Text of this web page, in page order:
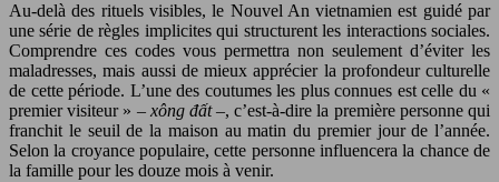
Au-delà des rituels visibles, le Nouvel An vietnamien est guidé par
une série de règles implicites qui structurent les interactions sociales.
Comprendre ces codes vous permettra non seulement d’éviter les
maladresses, mais aussi de mieux apprécier la profondeur culturelle
de cette période. L’une des coutumes les plus connues est celle du «
premier visiteur » – xông đất–, c’est-à-dire la première personne qui
franchit le seuil de la maison au matin du premier jour de l’année.
Selon la croyance populaire, cette personne influencera la chance de
la famille pour les douze mois à venir.